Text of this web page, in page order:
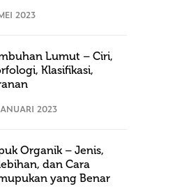
2023
Lumut – Ciri,
Klasifikasi,
2023
Organik – Jenis,
dan Cara
yang Benar